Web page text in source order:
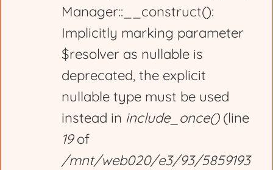
Manager::__construct():
Implicitly marking parameter
$resolver as nullable is
deprecated, the explicit
nullable type must be used
instead in include_once()(line
19of
/mnt/web020/e3/93/5859193